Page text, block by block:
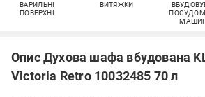
ВАРИЛЬНІ
ПОВЕРХНІ
ВИТЯЖКИ
Опис Духова шафа вбудована
Victoria Retro 10032485 70 л